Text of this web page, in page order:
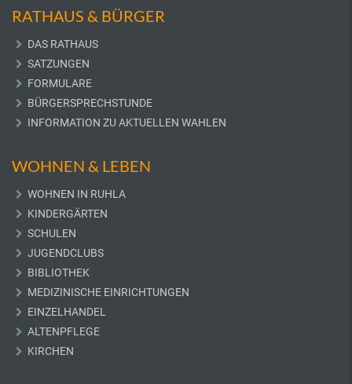
RATHAUS & BÜRGER
DAS RATHAUS
SATZUNGEN
FORMULARE
BÜRGERSPRECHSTUNDE
INFORMATION ZU AKTUELLEN WAHLEN
WOHNEN & LEBEN
WOHNEN IN RUHLA
KINDERGÄRTEN
SCHULEN
JUGENDCLUBS
BIBLIOTHEK
MEDIZINISCHE EINRICHTUNGEN
EINZELHANDEL
ALTENPFLEGE
KIRCHEN